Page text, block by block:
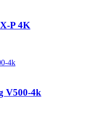
P 4K
V500-4k